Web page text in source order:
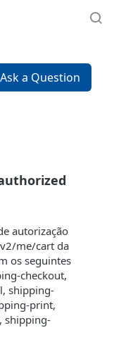
Ask a Question
autorização
me/cart da
os seguintes
checkout,
shipping-
print,
shipping-